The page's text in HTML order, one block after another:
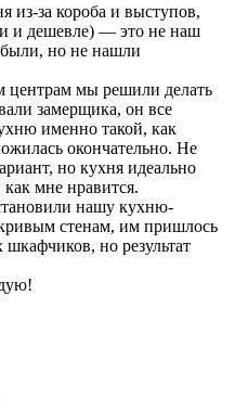
из-за короба и выступов,
и дешевле) — это не наш
но не нашли
центрам мы решили делать
замерщика, он все
именно такой, как
окончательно. Не
но кухня идеально
мне нравится.
нашу кухню-
стенам, им пришлось
но результат